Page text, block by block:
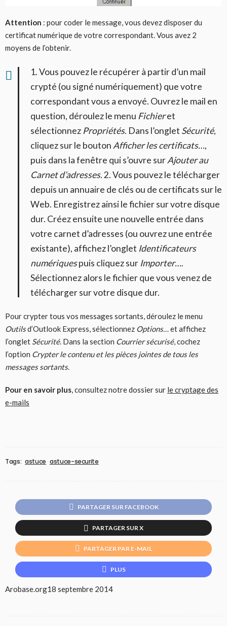
Attention : pour coder le message, vous devez disposer du
certificat numérique de votre correspondant. Vous avez 2
moyens de l’obtenir.
1. Vous pouvez le récupérer à partir d’un mail
crypté (ou signé numériquement) que votre
correspondant vous a envoyé. Ouvrez le mail en
question, déroulez le menu Fichieret
sélectionnez Propriétés. Dans l’onglet Sécurité,
cliquez sur le bouton Afficher les certificats…,
puis dans la fenêtre qui s’ouvre surAjouter au
Carnet d’adresses. 2. Vous pouvez le télécharger
depuis un annuaire de clés ou de certificats sur le
Web. Enregistrez ainsi le fichier sur votre disque
dur. Créez ensuite une nouvelle entrée dans
votre carnet d’adresses (ou ouvrez une entrée
existante), affichez l’onglet Identificateurs
numériquespuis cliquez sur Importer….
Sélectionnez alors le fichier que vous venez de
télécharger sur votre disque dur.
Pour crypter tous vos messages sortants, déroulez le menu
Outilsd’Outlook Express, sélectionnez Options…et affichez
l’onglet Sécurité. Dans la section Courrier sécurisé, cochez
l’option Crypter le contenu et les pièces jointes de tous les
messages sortants.
Pour en savoir plus, consultez notre dossier sur le cryptage des
e-mails
Tags: astuce astuce-securite
PARTAGER SUR FACEBOOK
PARTAGER SUR X
PARTAGER PAR E-MAIL
PLUS
Arobase.org18 septembre 2014